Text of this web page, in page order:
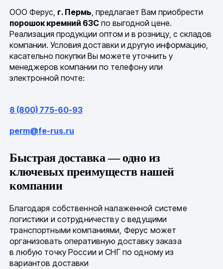
ООО Ферус, г. Пермь, предлагает Вам приобрести
порошок кремний 63C по выгодной цене.
Реализация продукции оптом и в розницу, с складов
компании. Условия доставки и другую информацию,
касательно покупки Вы можете уточнить у
менеджеров компании по телефону или
электронной почте:
8 (800) 775-60-93
perm@fe-rus.ru
Быстрая доставка — одно из
ключевых преимуществ нашей
компании
Благодаря собственной налаженной системе
логистики и сотрудничеству с ведущими
транспортными компаниями, Ферус может
организовать оперативную доставку заказа
в любую точку России и СНГ по одному из
вариантов доставки